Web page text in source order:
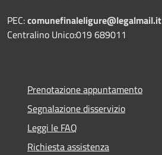
PEC:comunefinaleligure@legalmail.it
Centralino Unico:019 689011
Prenotazione appuntamento
Segnalazione disservizio
Leggi le FAQ
Richiesta assistenza